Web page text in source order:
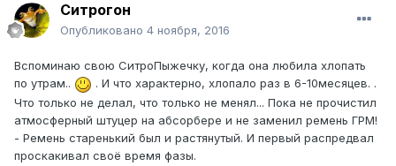
Ситрогон
Опубликовано 4 ноября, 2016
Вспоминаю свою СитроПыжечку, когда она любила хлопать
по утрам..
. И что характерно, хлопало раз в 6-10месяцев. .
Что только не делал, что только не менял... Пока не прочистил
атмосферный штуцер на абсорбере и не заменил ремень ГРМ!
- Ремень старенький был и растянутый. И первый распредвал
проскакивал своё время фазы.